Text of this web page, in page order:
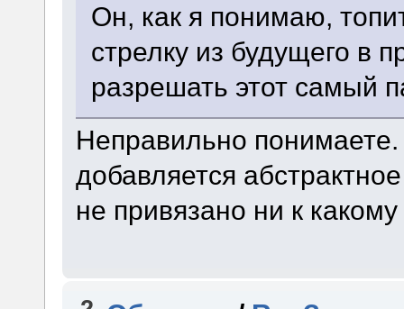
Он, как я понимаю,
стрелку из будущего в
разрешать этот самый
Неправильно
добавляется
не привязано ни к